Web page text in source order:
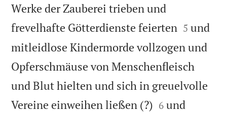
Werke der Zauberei trieben und
frevelhafte Götterdienste feierten 

5 und
mitleidlose Kindermorde vollzogen und
Opferschmäuse von Menschenfleisch
und Blut hielten und sich in greuelvolle
Vereine einweihen ließen (?) 

6 und